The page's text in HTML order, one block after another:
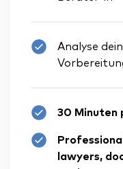
Analyse
30 Minuten
lawyers,